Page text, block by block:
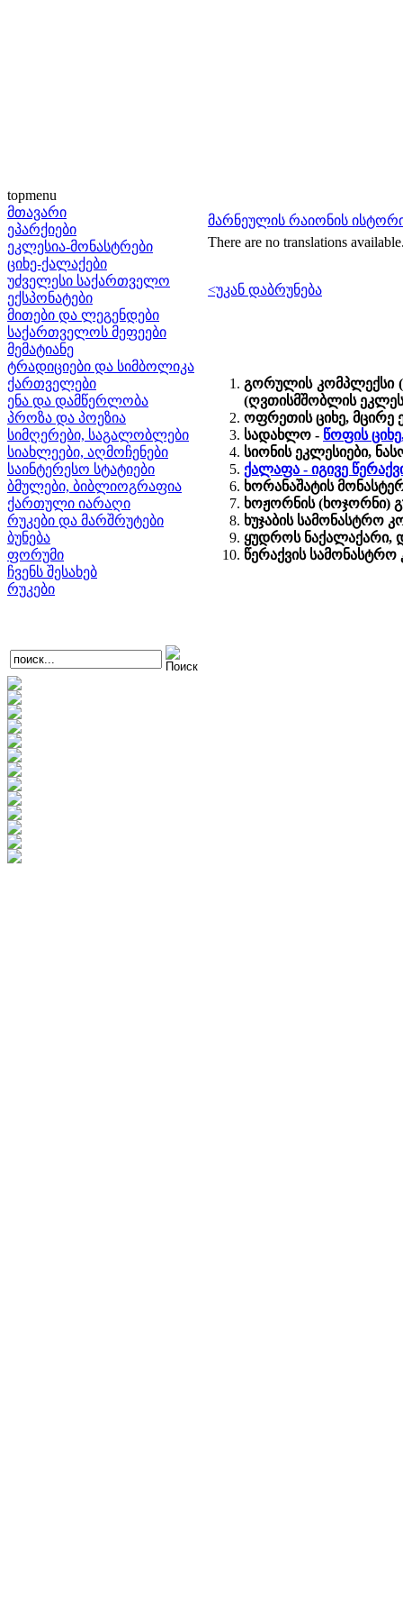
topmenu
მთავარი
ეპარქიები
ეკლესია-მონასტრები
ციხე-ქალაქები
უძველესი საქართველო
ექსპონატები
მითები და ლეგენდები
საქართველოს მეფეები
მემატიანე
ტრადიციები და სიმბოლიკა
ქართველები
ენა და დამწერლობა
პროზა და პოეზია
სიმღერები, საგალობლები
სიახლეები, აღმოჩენები
საინტერესო სტატიები
ბმულები, ბიბლიოგრაფია
ქართული იარაღი
რუკები და მარშრუტები
ბუნება
ფორუმი
ჩვენს შესახებ
რუკები
მარნეულის რაიონის
There are no translations
<უკან დაბრუნება
გორულის კომპლექსი
(ღვთისმშობლის
ოფრეთის ციხე, მცირე
სადახლო - წოფის
სიონის ეკლესიები,
ქალაფა - იგივე
ხორანაშატის
ხოჟორნის (ხოჯორნი)
ხუჯაბის სამონასტრო
ყუდროს ნაქალაქარი,
წერაქვის სამონასტრო